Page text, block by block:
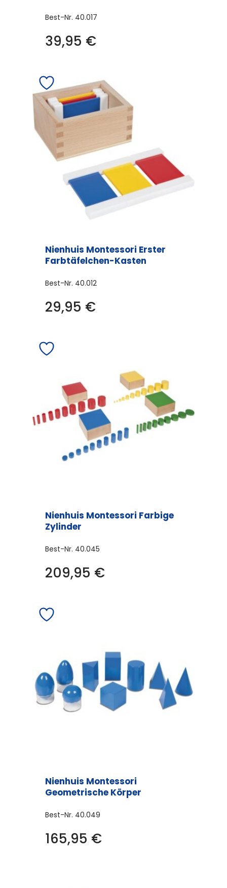
Best-Nr. 40.017
39,95 €
Nienhuis Montessori Erster
Farbtäfelchen-Kasten
Best-Nr. 40.012
29,95 €
Nienhuis Montessori Farbige
Zylinder
Best-Nr. 40.045
209,95 €
Nienhuis Montessori
Geometrische Körper
Best-Nr. 40.049
165,95 €